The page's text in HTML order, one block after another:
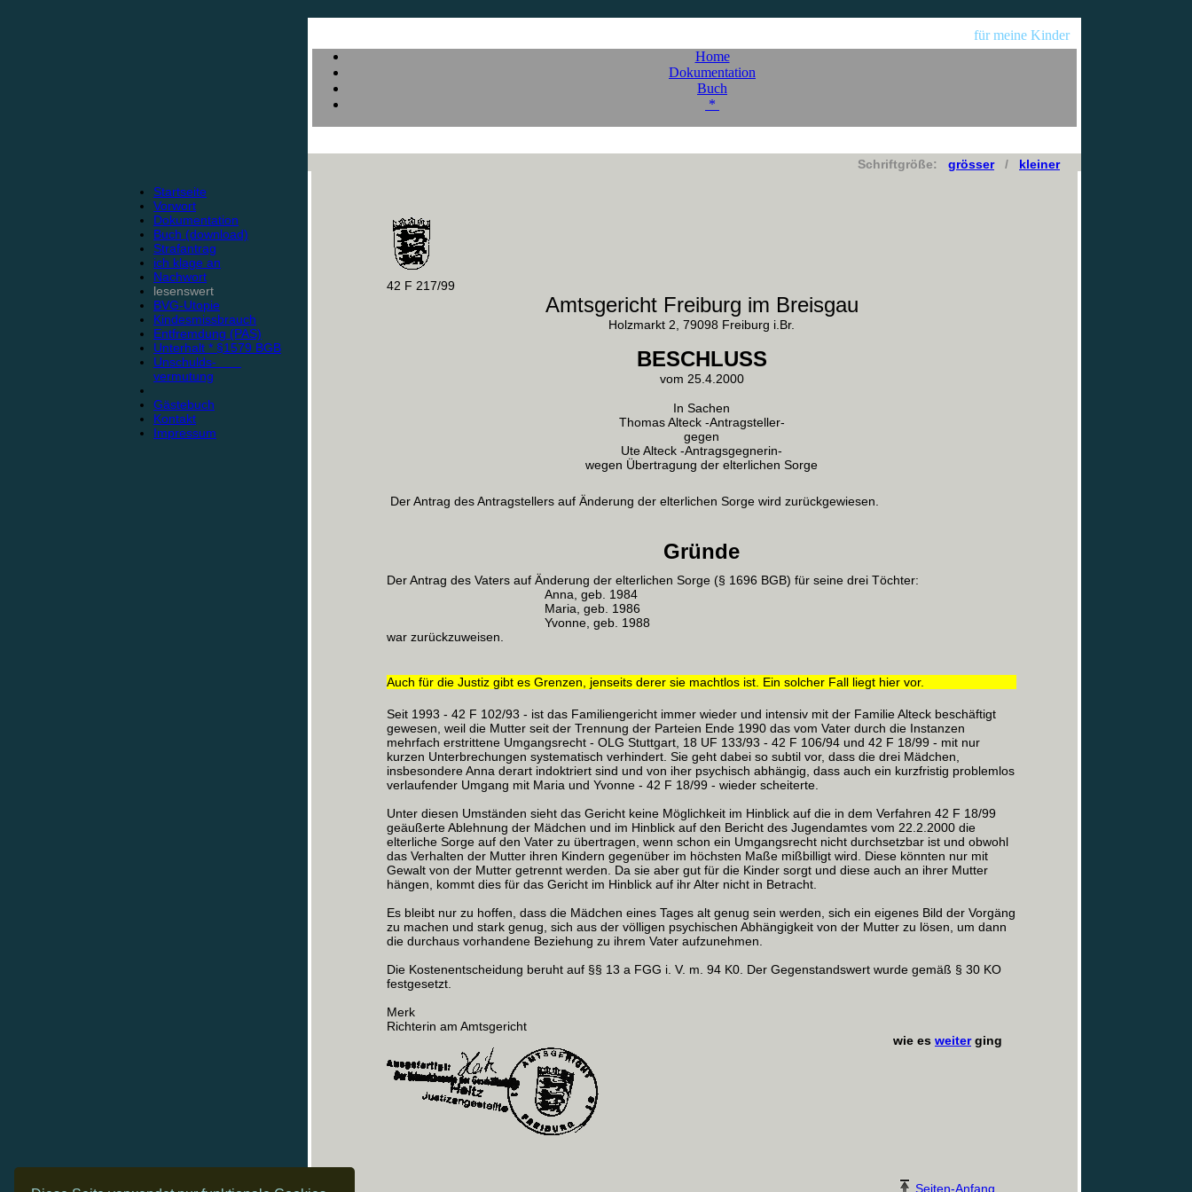
für meine Kinder
Home
Dokumentation
Buch
*
Startseite
Vorwort
Dokumentation
Buch (download)
Strafantrag
ich klage an
Nachwort
lesenswert
BVG-Utopie
Kindesmissbrauch
Entfremdung (PAS)
Unterhalt * §1579 BGB
Unschulds-
vermutung
Gästebuch
Kontakt
Impressum
Schriftgröße: grösser/ kleiner
42 F 217/99
Amtsgericht Freiburg im Breisgau
Holzmarkt 2, 79098 Freiburg i.Br.
BESCHLUSS
vom 25.4.2000
In Sachen
Thomas Alteck -Antragsteller-
gegen
Ute Alteck -Antragsgegnerin-
wegen Übertragung der elterlichen Sorge
Der Antrag des Antragstellers auf Änderung der elterlichen Sorge wird zurückgewiesen.
Gründe
Der Antrag des Vaters auf Änderung der elterlichen Sorge (§ 1696 BGB) für seine drei Töchter:
Anna, geb. 1984
Maria, geb. 1986
Yvonne, geb. 1988
war zurückzuweisen.
Auch für die Justiz gibt es Grenzen, jenseits derer sie machtlos ist. Ein solcher Fall liegt hier vor.
Seit 1993 - 42 F 102/93 - ist das Familiengericht immer wieder und intensiv mit der Familie Alteck beschäftigt
gewesen, weil die Mutter seit der Trennung der Parteien Ende 1990 das vom Vater durch die Instanzen
mehrfach erstrittene Umgangsrecht - OLG Stuttgart, 18 UF 133/93 - 42 F 106/94 und 42 F 18/99 - mit nur
kurzen Unterbrechungen systematisch verhindert. Sie geht dabei so subtil vor, dass die drei Mädchen,
insbesondere Anna derart indoktriert sind und von iher psychisch abhängig, dass auch ein kurzfristig problemlos
verlaufender Umgang mit Maria und Yvonne - 42 F 18/99 - wieder scheiterte.
Unter diesen Umständen sieht das Gericht keine Möglichkeit im Hinblick auf die in dem Verfahren 42 F 18/99
geäußerte Ablehnung der Mädchen und im Hinblick auf den Bericht des Jugendamtes vom 22.2.2000 die
elterliche Sorge auf den Vater zu übertragen, wenn schon ein Umgangsrecht nicht durchsetzbar ist und obwohl
das Verhalten der Mutter ihren Kindern gegenüber im höchsten Maße mißbilligt wird. Diese könnten nur mit
Gewalt von der Mutter getrennt werden. Da sie aber gut für die Kinder sorgt und diese auch an ihrer Mutter
hängen, kommt dies für das Gericht im Hinblick auf ihr Alter nicht in Betracht.
Es bleibt nur zu hoffen, dass die Mädchen eines Tages alt genug sein werden, sich ein eigenes Bild der Vorgäng
zu machen und stark genug, sich aus der völligen psychischen Abhängigkeit von der Mutter zu lösen, um dann
die durchaus vorhandene Beziehung zu ihrem Vater aufzunehmen.
Die Kostenentscheidung beruht auf §§ 13 a FGG i. V. m. 94 K0. Der Gegenstandswert wurde gemäß § 30 KO
festgesetzt.
Merk
Richterin am Amtsgericht
wie es weiterging
Seiten-Anfang